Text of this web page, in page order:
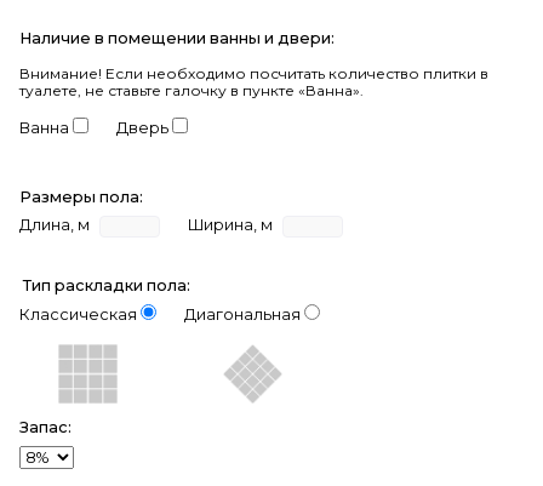
Наличие в помещении ванны и двери:
Внимание! Если необходимо посчитать количество плитки в
туалете, не ставьте галочку в пункте «Ванна».
Ванна Дверь
Размеры пола:
Длина, м
Ширина, м
Тип раскладки пола:
Классическая
Диагональная
Запас: